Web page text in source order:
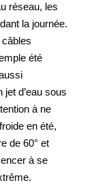
réseau, les
la journée.
été
d’eau sous
à ne
en été,
de 60° et
à se